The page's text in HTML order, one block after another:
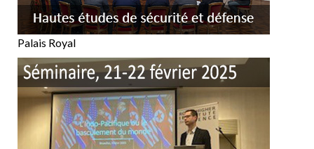
Palais Royal